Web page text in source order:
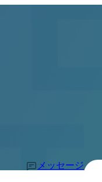
メッセージ